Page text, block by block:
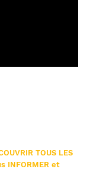
TOUS LES
INFORMER et